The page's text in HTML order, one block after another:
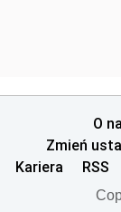
O
Zmień
Kariera
RSS